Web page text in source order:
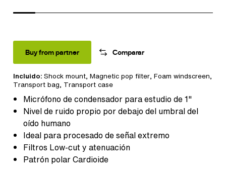
Micrófono de condensador para estudio de 1"
Nivel de ruido propio por debajo del umbral del
oído humano
Ideal para procesado de señal extremo
Filtros Low-cut y atenuación
Patrón polar Cardioide
Incluido: Shock mount, Magnetic pop filter, Foam windscreen,
Transport bag, Transport case
Buy from partner Comparar